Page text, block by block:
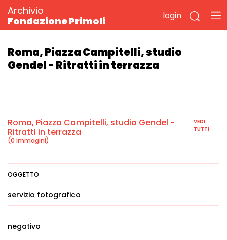
Archivio
Fondazione Primoli
login
Roma, Piazza Campitelli, studio
Gendel - Ritratti in terrazza
Roma, Piazza Campitelli, studio Gendel -
Ritratti in terrazza
(0 immagini)
VEDI
TUTTI
OGGETTO
servizio fotografico
negativo